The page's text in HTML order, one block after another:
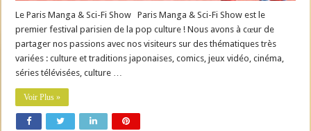
Le Paris Manga & Sci-Fi Show Paris Manga & Sci-Fi Show est le
premier festival parisien de la pop culture ! Nous avons à cœur de
partager nos passions avec nos visiteurs sur des thématiques très
variées : culture et traditions japonaises, comics, jeux vidéo, cinéma,
séries télévisées, culture …
Voir Plus »